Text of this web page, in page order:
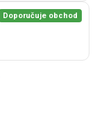
Doporučuje obchod